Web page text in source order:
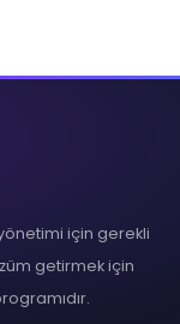
için gerekli
getirmek için